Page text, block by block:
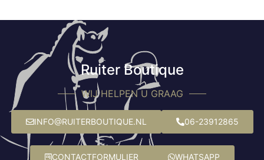
Ruiter Boutique
WIJ HELPEN U GRAAG
INFO@RUITERBOUTIQUE.NL 06-23912865
CONTACTFORMULIER WHATSAPP